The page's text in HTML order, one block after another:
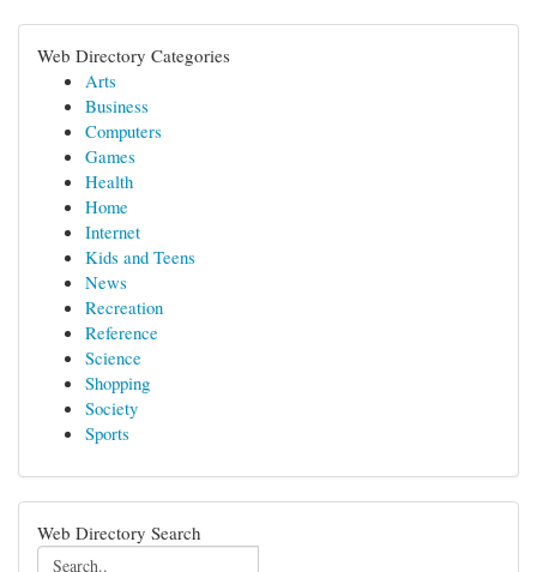
Web Directory Categories
Arts
Business
Computers
Games
Health
Home
Internet
Kids and Teens
News
Recreation
Reference
Science
Shopping
Society
Sports
Web Directory Search